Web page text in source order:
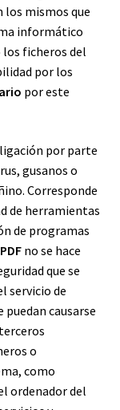
los mismos que
informático
ficheros del
por los
por este
por parte
gusanos o
Corresponde
de herramientas
de programas
no se hace
que se
servicio de
puedan causarse
o
como
ordenador del